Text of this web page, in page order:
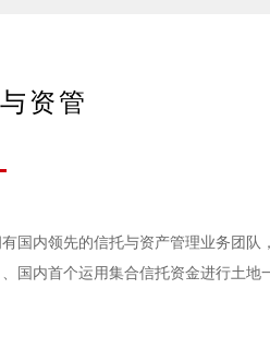
资管
国内领先的信托与资产管理业务团
国内首个运用集合信托资金进行土地